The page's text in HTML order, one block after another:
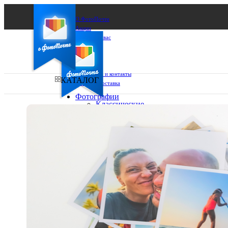
О ФотоПочте
Акции
Сделаем за вас
Бизнесу
FAQ
Франшиза
Поддержка и контакты
Оплата и доставка
Выберите из списка:
КАТАЛОГ
Фотографии
Классические
10х15
15х15
15х20
20х20
20х30
30х30
30х40
Фото
в